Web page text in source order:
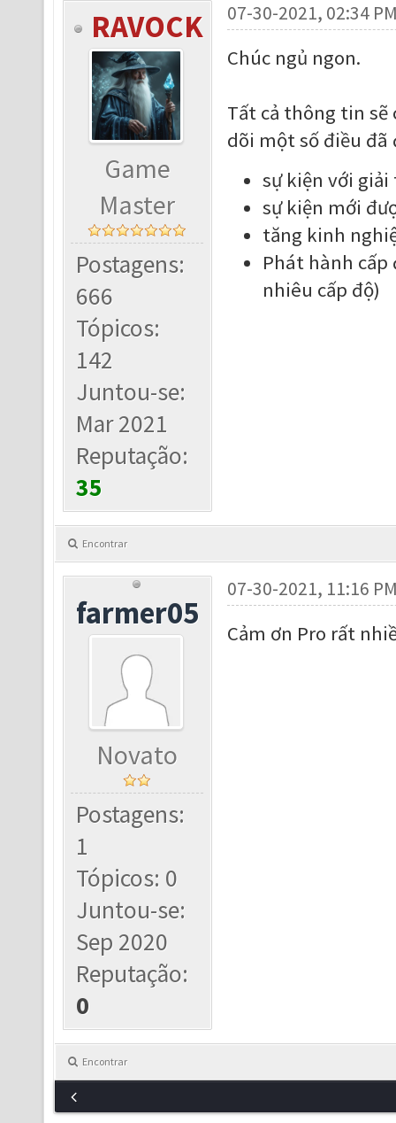
RAVOCK
Game
Master
Postagens:
666
Tópicos:
142
Juntou-se:
Mar 2021
Reputação:
35
07-30-2021, 02:34
Chúc ngủ ngon.
Tất cả thông tin
dõi một số điều đã
sự kiện với
sự kiện mới
tăng kinh
Phát hành cấp
nhiêu cấp độ)
Encontrar
farmer05
Novato
Postagens:
1
Tópicos: 0
Juntou-se:
Sep 2020
Reputação:
0
07-30-2021, 11:16
Cảm ơn Pro rất
Encontrar